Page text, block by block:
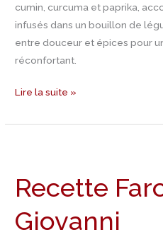
cumin, curcuma et paprika,
infusés dans un bouillon de
entre douceur et épices pour
réconfortant.
Lire la suite »
Recette
Giovanni
à
la
Giovanni